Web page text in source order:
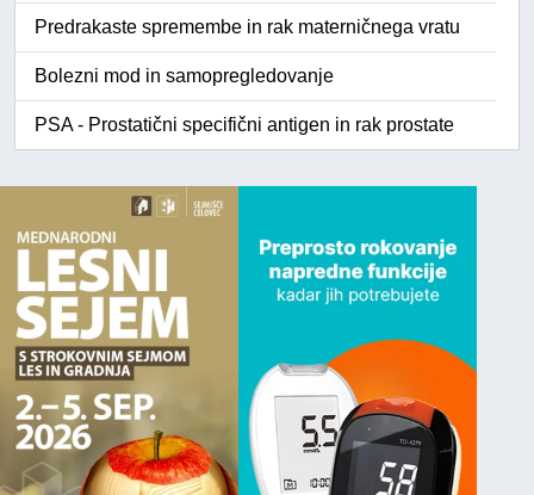
Predrakaste spremembe in rak materničnega vratu
Bolezni mod in samopregledovanje
PSA - Prostatični specifični antigen in rak prostate